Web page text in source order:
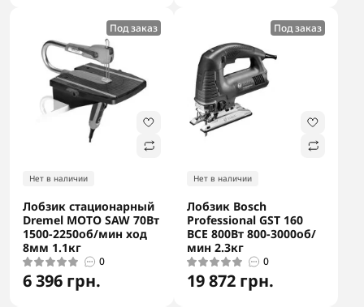
Под заказ
Нет в наличии
Лобзик стационарный
Dremel MOTO SAW 70Вт
1500-2250об/мин ход
8мм 1.1кг
0
6 396 грн.
Под заказ
Нет в наличии
Лобзик Bosch
Professional GST 160
BCE 800Вт 800-3000об/
мин 2.3кг
0
19 872 грн.